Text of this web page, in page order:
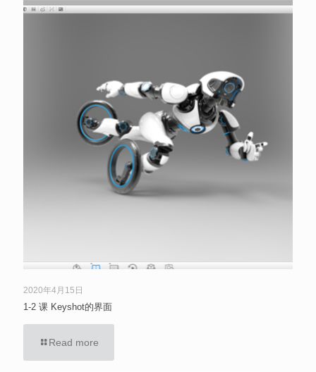
2020年4月15日
1-2 课 Keyshot的界面
Read more